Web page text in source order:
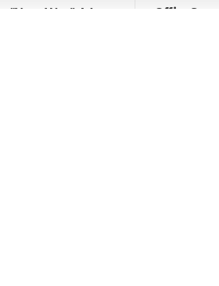
"Your Way" А4,